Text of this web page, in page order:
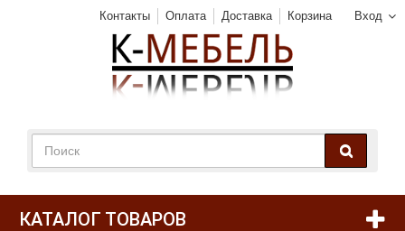
Вход
Контакты Оплата Доставка Корзина
КАТАЛОГ ТОВАРОВ